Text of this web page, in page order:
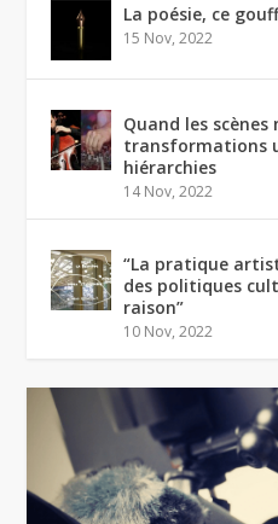
La poésie, ce
15 Nov, 2022
Quand les
transformations
hiérarchies
14 Nov, 2022
“La pratique
des politiques
raison”
10 Nov, 2022